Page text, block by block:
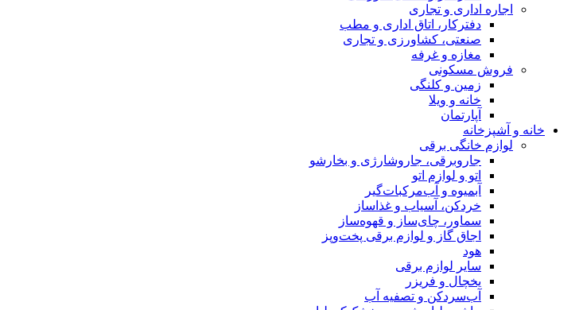
اجاره اداری و تجاری
دفترکار، اتاق اداری و مطب
صنعتی، کشاورزی و تجاری
مغازه و غرفه
فروش مسکونی
زمین و کلنگی
خانه و ویلا
آپارتمان
خانه و آشپزخانه
لوازم خانگی برقی
جاروبرقی، جاروشارژی و بخارشو
اتو و لوازم اتو
آبمیوه و آب‌مرکبات‌گیر
خردکن، آسیاب و غذاساز
سماور، چای‌ساز و قهوه‌ساز
اجاق گاز و لوازم برقی پخت‌وپز
هود
سایر لوازم برقی
یخچال و فریزر
آب‌سردکن و تصفیه آب